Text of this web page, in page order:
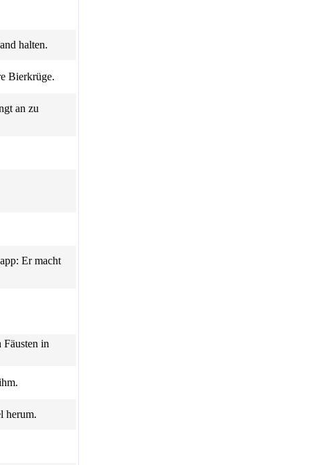
halten.
Bierkrüge.
an zu
Er macht
in
herum.